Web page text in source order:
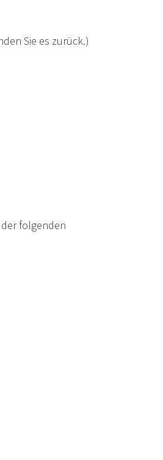
Sie es zurück.)
folgenden